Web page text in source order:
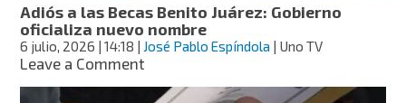
Adiós a las Becas Benito Juárez: Gobierno
oficializa nuevo nombre
6 julio, 2026 | 14:18 | José Pablo Espíndola | Uno TV
Leave a Commenton